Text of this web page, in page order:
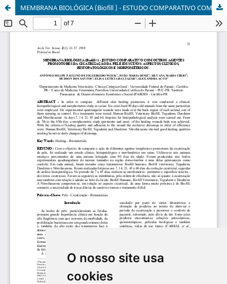
O nosso site usa
cookies
MEMBRANA BIOLÓGICA (Biofill ) - ESTUDO COMPARATIVO COM OUTROS AGENTES PROMOTORES DA CICATRIZAÇÃO DA PELE EM SUÍNOS: ASPECTOS CLÍNICOS, HISTOPATOLÓGICOS E MORFOMÉTRICOS